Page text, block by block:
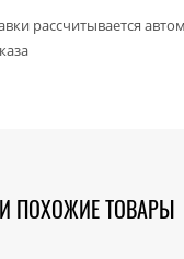
рассчитывается
ПОХОЖИЕ ТОВАРЫ